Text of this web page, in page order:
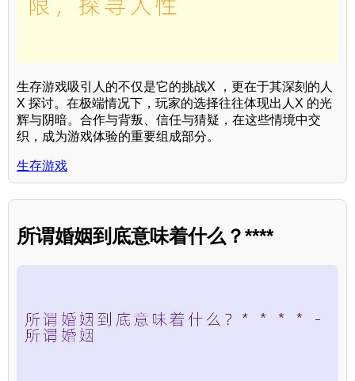
生存游戏吸引人的不仅是它的挑战X ，更在于其深刻的人
X 探讨。在极端情况下，玩家的选择往往体现出人X 的光
辉与阴暗。合作与背叛、信任与猜疑，在这些情境中交
织，成为游戏体验的重要组成部分。
生存游戏
所谓婚姻到底意味着什么？****